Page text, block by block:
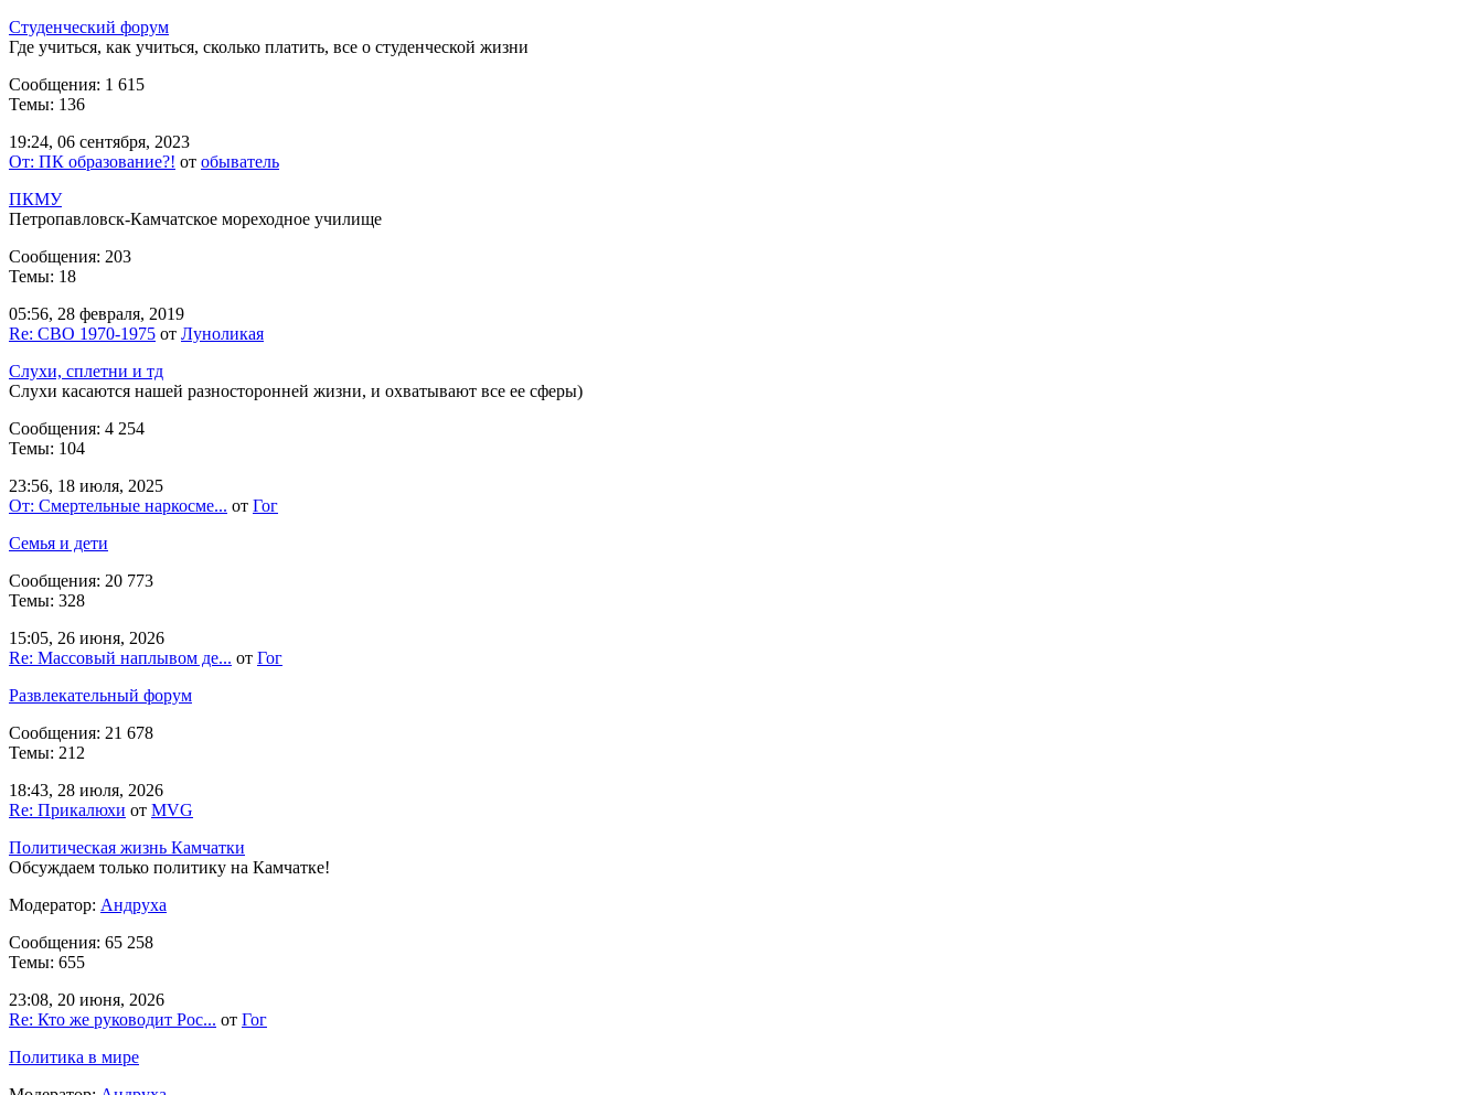
Студенческий форум
Где учиться, как учиться, сколько платить, все о студенческой жизни
Сообщения: 1 615
Темы: 136
19:24, 06 сентября, 2023
От: ПК образование?! от обыватель
ПКМУ
Петропавловск-Камчатское мореходное училище
Сообщения: 203
Темы: 18
05:56, 28 февраля, 2019
Re: СВО 1970-1975 от Луноликая
Слухи, сплетни и тд
Слухи касаются нашей разносторонней жизни, и охватывают все ее сферы)
Сообщения: 4 254
Темы: 104
23:56, 18 июля, 2025
От: Смертельные наркосме... от Гог
Семья и дети
Сообщения: 20 773
Темы: 328
15:05, 26 июня, 2026
Re: Массовый наплывом де... от Гог
Развлекательный форум
Сообщения: 21 678
Темы: 212
18:43, 28 июля, 2026
Re: Прикалюхи от MVG
Политическая жизнь Камчатки
Обсуждаем только политику на Камчатке!
Модератор: Андруха
Сообщения: 65 258
Темы: 655
23:08, 20 июня, 2026
Re: Кто же руководит Рос... от Гог
Политика в мире